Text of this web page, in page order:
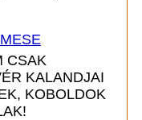
CSAK
KALANDJAI
KOBOLDOK